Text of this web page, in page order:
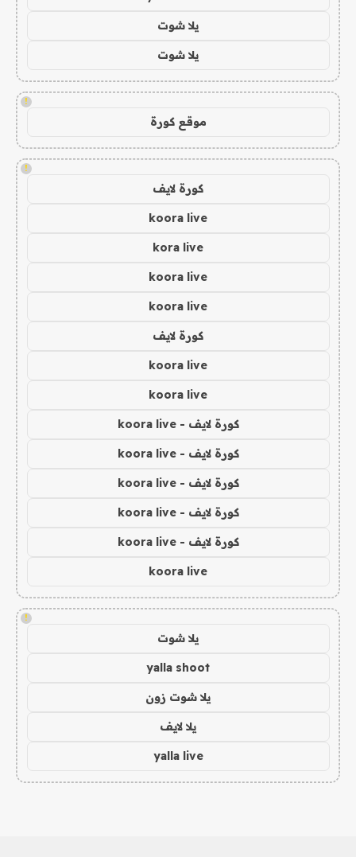
يلا شوت
يلا شوت
!
موقع كورة
!
كورة لايف
koora live
kora live
koora live
koora live
كورة لايف
koora live
koora live
كورة لايف - koora live
كورة لايف - koora live
كورة لايف - koora live
كورة لايف - koora live
كورة لايف - koora live
koora live
!
يلا شوت
yalla shoot
يلا شوت زون
يلا لايف
yalla live